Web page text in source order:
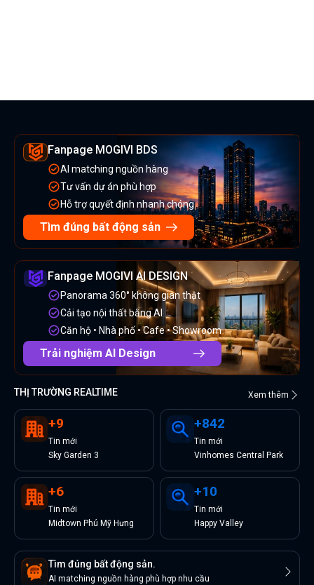
Fanpage MOGIVI BDS
AI matching nguồn hàng
Tư vấn dự án phù hợp
Hỗ trợ quyết định nhanh chóng
Tìm đúng bất động sản
Fanpage MOGIVI AI DESIGN
Panorama 360° không gian thật
Cải tạo nội thất bằng AI
Căn hộ • Nhà phố • Cafe • Showroom
Trải nghiệm AI Design
THỊ TRƯỜNG REALTIME Xem thêm
+9
Tin mới
Sky Garden 3
+842
Tin mới
Vinhomes Central Park
+6
Tin mới
Midtown Phú Mỹ Hưng
+10
Tin mới
Happy Valley
Tìm đúng bất động sản.
AI matching nguồn hàng phù hợp nhu cầu